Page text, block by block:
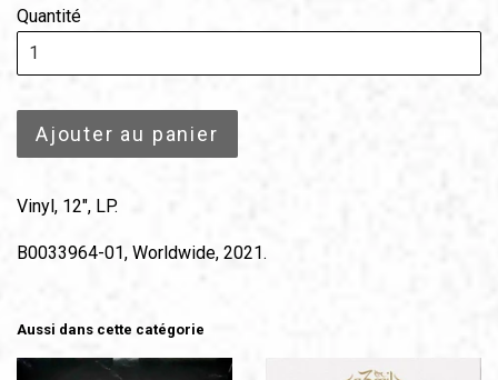
Quantité
Ajouter au panier
Vinyl, 12", LP.
B0033964-01, Worldwide, 2021.
Aussi dans cette catégorie